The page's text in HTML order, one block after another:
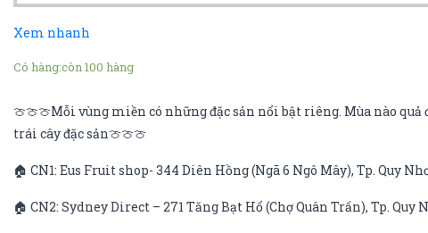
Xem nhanh
Có hàng:còn 100 hàng
🍈🍈🍈Mỗi vùng miền có những đặc sản nổi bật riêng. Mùa nào
trái cây đặc sản🍈🍈🍈
🏠 CN1: Eus Fruit shop- 344 Diên Hồng (Ngã 6 Ngô Mây), Tp. Quy
🏠 CN2: Sydney Direct – 271 Tăng Bạt Hổ (Chợ Quân Trấn), Tp. Quy